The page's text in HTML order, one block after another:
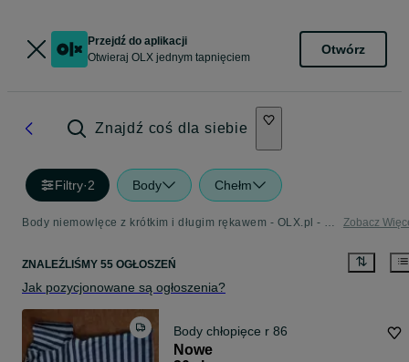
Przejdź do aplikacji
Otwieraj OLX jednym tapnięciem
Otwórz
Znajdź coś dla siebie
Filtry·2 Body Chełm
Body niemowlęce z krótkim i długim rękawem - OLX.pl - Strona 2 Zobacz
ZNALEŹLIŚMY 55 OGŁOSZEŃ
Jak pozycjonowane są ogłoszenia?
Body chłopięce r 86
Nowe